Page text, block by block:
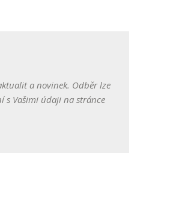
a novinek. Odběr lze
s Vašimi údaji na stránce